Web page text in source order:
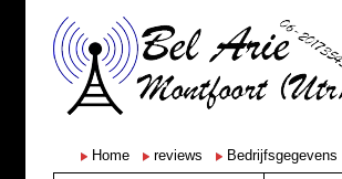
Home reviews Bedrijfsgegevens